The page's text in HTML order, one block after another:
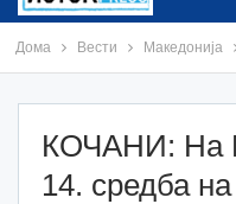
Дома Вести Македонија
КОЧАНИ: На
14. средба